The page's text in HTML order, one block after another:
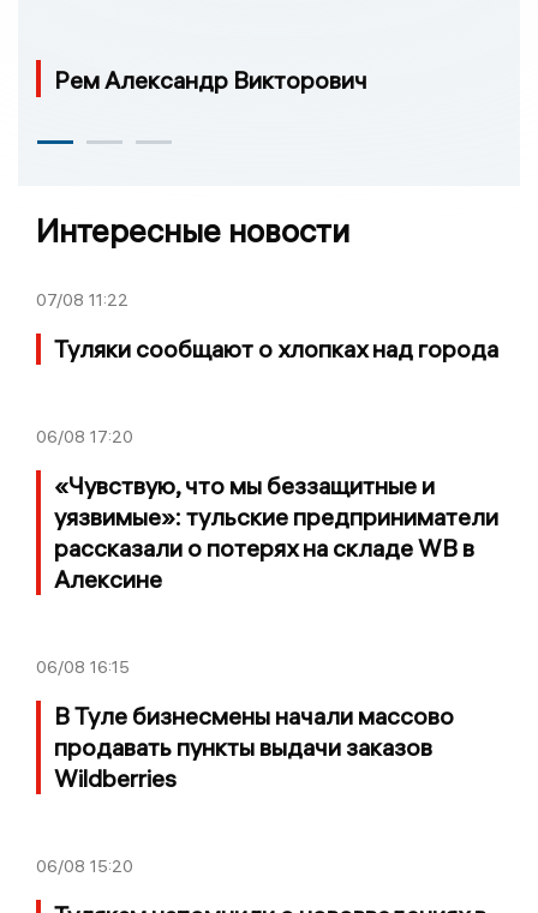
Рем Александр Викторович
Интересные новости
07/08 11:22
Туляки сообщают о хлопках над города
06/08 17:20
«Чувствую, что мы беззащитные и
уязвимые»: тульские предприниматели
рассказали о потерях на складе WB в
Алексине
06/08 16:15
В Туле бизнесмены начали массово
продавать пункты выдачи заказов
Wildberries
06/08 15:20